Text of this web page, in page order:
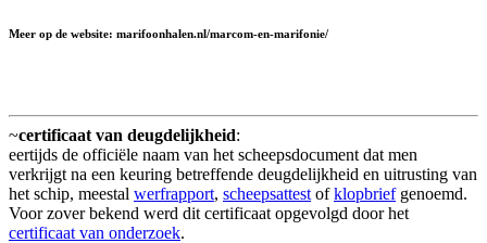
Meer op de website: marifoonhalen.nl/marcom-en-marifonie/
~certificaat van deugdelijkheid:
eertijds de officiële naam van het scheepsdocument dat men
verkrijgt na een keuring betreffende deugdelijkheid en uitrusting van
het schip, meestal werfrapport, scheepsattest ofklopbriefgenoemd.
Voor zover bekend werd dit certificaat opgevolgd door het
certificaat van onderzoek.